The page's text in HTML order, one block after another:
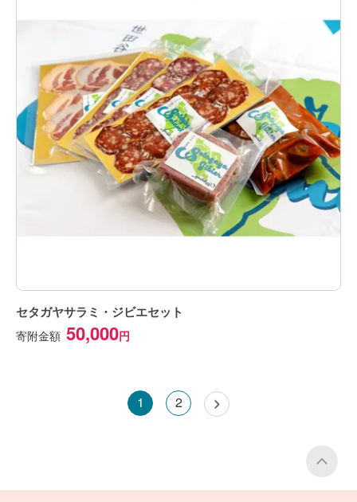
セタガヤサラミ・ジビエセット
寄附金額 50,000
1 2